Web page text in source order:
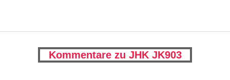
Kommentare zu JHK JK903